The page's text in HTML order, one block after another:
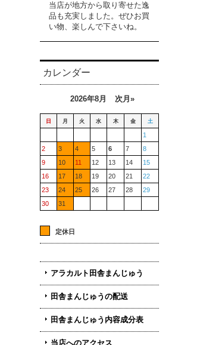
当店が地方から取り寄せた逸
品も充実しました。ぜひお買
い物、楽しんで下さいね。
カレンダー
2026年8月 次月»
日 月 火 水 木 金 土
1
2
3 4 5 6 7
8
9
10 11 12 13 14
15
16
17 18 19 20 21
22
23
24 25 26 27 28
29
30
31
定休日
アラカルト田舎まんじゅう
田舎まんじゅうの配送
田舎まんじゅう内容成分表
当店へのアクセス